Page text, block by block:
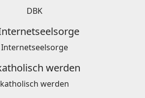
DBK
Internetseelsorge
katholisch werden